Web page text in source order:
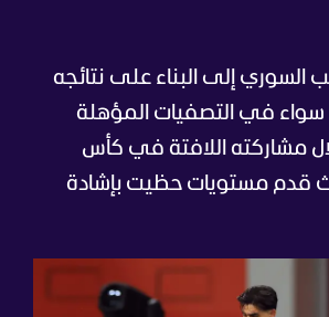
إلى البناء على نتائجه
سواء في التصفيات المؤهلة
مشاركته اللافتة في كأس
قدم مستويات حظيت بإشادة